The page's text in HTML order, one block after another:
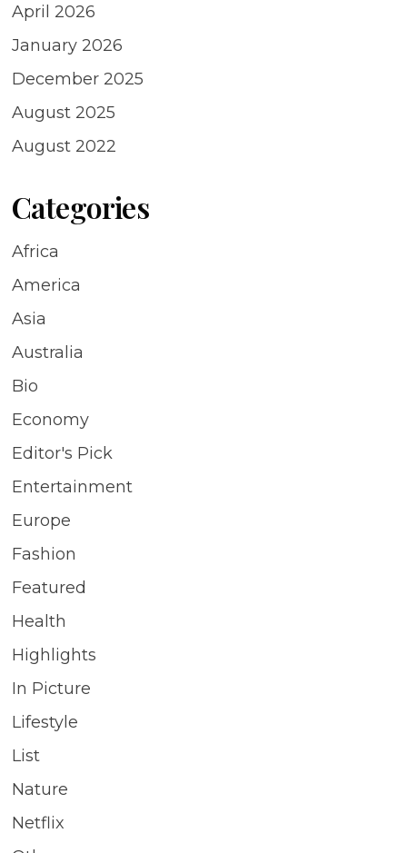
April 2026
January 2026
December 2025
August 2025
August 2022
Categories
Africa
America
Asia
Australia
Bio
Economy
Editor's Pick
Entertainment
Europe
Fashion
Featured
Health
Highlights
In Picture
Lifestyle
List
Nature
Netflix